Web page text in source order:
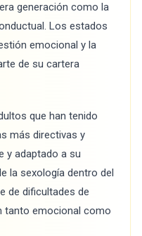
generación como la
Los estados
emocional y la
de su cartera
que han tenido
más directivas y
y adaptado a su
la sexología dentro del
de dificultades de
tanto emocional como